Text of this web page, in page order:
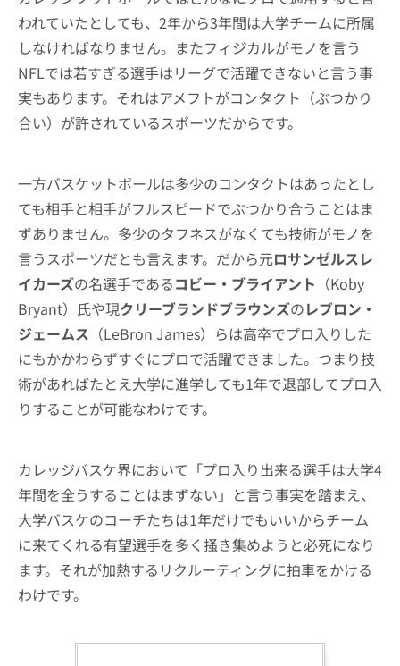
われていたとしても、2年から3年間は大学チームに所属
しなければなりません。またフィジカルがモノを言う
NFLでは若すぎる選手はリーグで活躍できないと言う事
実もあります。それはアメフトがコンタクト（ぶつかり
合い）が許されているスポーツだからです。
一方バスケットボールは多少のコンタクトはあったとし
ても相手と相手がフルスピードでぶつかり合うことはま
ずありません。多少のタフネスがなくても技術がモノを
言うスポーツだとも言えます。だから元ロサンゼルスレ
イカーズの名選手であるコビー・ブライアント （Koby
Bryant）氏や現クリーブランドブラウンズのレブロン・
ジェームス （LeBron James）らは高卒でプロ入りした
にもかかわらずすぐにプロで活躍できました。つまり技
術があればたとえ大学に進学しても1年で退部してプロ入
りすることが可能なわけです。
カレッジバスケ界において「プロ入り出来る選手は大学4
年間を全うすることはまずない」と言う事実を踏まえ、
大学バスケのコーチたちは1年だけでもいいからチーム
に来てくれる有望選手を多く掻き集めようと必死になり
ます。それが加熱するリクルーティングに拍車をかける
わけです。